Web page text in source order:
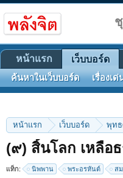
หน้าแรก เว็บบอร์ด พุทธ
(๙) สิ้นโลก เหลือ
แท็ก: นิพพาน พระอรหันต์ ส
หน้าแรก เว็บบอร์ด
ค้นหาในเว็บบอร์ด เรื่องเด่